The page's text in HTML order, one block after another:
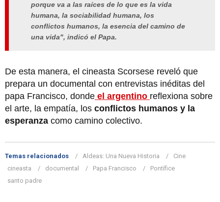
porque va a las raíces de lo que es la vida
humana, la sociabilidad humana, los
conflictos humanos, la esencia del camino de
una vida", indicó el Papa.
De esta manera, el cineasta Scorsese reveló que
prepara un documental con entrevistas inéditas del
papa Francisco, donde el argentino reflexiona sobre
el arte, la empatía, los conflictos humanos y la
esperanza como camino colectivo.
Temas relacionados Aldeas: Una Nueva Historia
Cine
cineasta
documental Papa Francisco
Pontífice
santo padre